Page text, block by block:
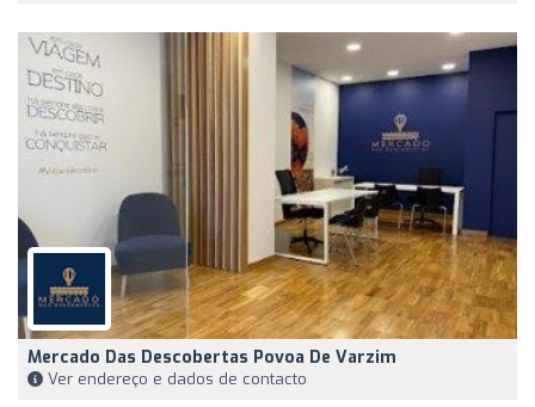
Mercado Das Descobertas Povoa De Varzim
Ver endereço e dados de contacto